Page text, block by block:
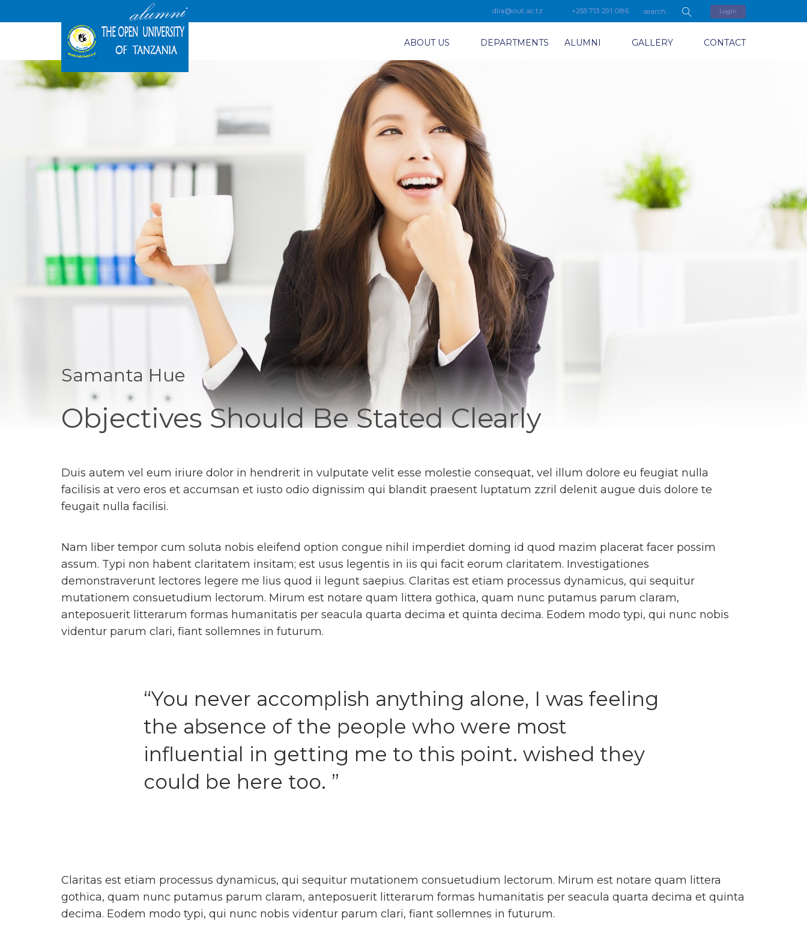
dlia@out.ac.tz +255 713 291 086 Login
CONTACT
GALLERY
ALUMNI
DEPARTMENTS
ABOUT US
Samanta Hue
Objectives Should Be Stated Clearly
Duis autem vel eum iriure dolor in hendrerit in vulputate velit esse molestie consequat, vel illum dolore eu feugiat nulla
facilisis at vero eros et accumsan et iusto odio dignissim qui blandit praesent luptatum zzril delenit augue duis dolore te
feugait nulla facilisi.
Nam liber tempor cum soluta nobis eleifend option congue nihil imperdiet doming id quod mazim placerat facer possim
assum. Typi non habent claritatem insitam; est usus legentis in iis qui facit eorum claritatem. Investigationes
demonstraverunt lectores legere me lius quod ii legunt saepius. Claritas est etiam processus dynamicus, qui sequitur
mutationem consuetudium lectorum. Mirum est notare quam littera gothica, quam nunc putamus parum claram,
anteposuerit litterarum formas humanitatis per seacula quarta decima et quinta decima. Eodem modo typi, qui nunc nobis
videntur parum clari, fiant sollemnes in futurum.
“You never accomplish anything alone, I was feeling
the absence of the people who were most
influential in getting me to this point. wished they
could be here too. ”
Claritas est etiam processus dynamicus, qui sequitur mutationem consuetudium lectorum. Mirum est notare quam littera
gothica, quam nunc putamus parum claram, anteposuerit litterarum formas humanitatis per seacula quarta decima et quinta
decima. Eodem modo typi, qui nunc nobis videntur parum clari, fiant sollemnes in futurum.